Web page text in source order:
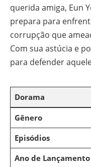
querida amiga, Eun
prepara para
corrupção que
Com sua astúcia e
para defender
Dorama
Gênero
Episódios
Ano de Lançamento